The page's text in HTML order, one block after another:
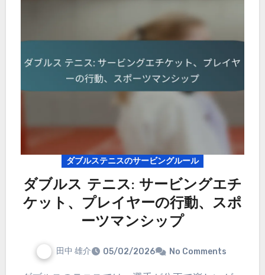
ダブルステニスのサービングルール
ダブルス テニス: サービングエチ
ケット、プレイヤーの行動、スポ
ーツマンシップ
田中 雄介 05/02/2026 No Comments